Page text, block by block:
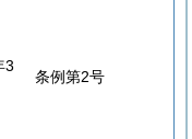
3
条例第2号